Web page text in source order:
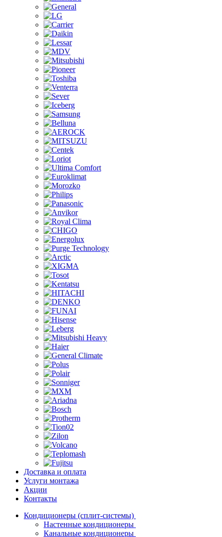
Доставка и оплата
Услуги монтажа
Акции
Контакты
Кондиционеры (сплит-системы)
Настенные кондиционеры
Канальные кондиционеры